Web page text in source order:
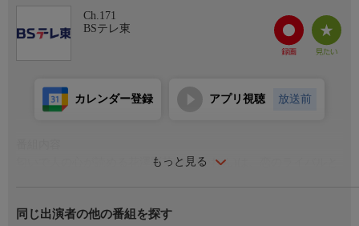
Ch.171
BSテレ東
もっと見る
カレンダー登録 アプリ視聴 放送前
匂いで人の心が読める花澤彩芽(ゆいかれん)は、恋のライバルと
連絡を受けた彩芽は二人きりで出かけ、思い出のカフェで拓也に
同じ出演者の他の番組を探す